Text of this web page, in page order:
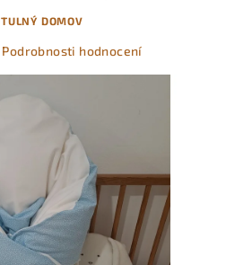
DOMOV
Podrobnosti hodnocení